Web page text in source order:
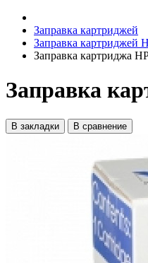
Заправка картриджей
Заправка картриджей
Заправка картриджа
Заправка
В закладки В сравнение